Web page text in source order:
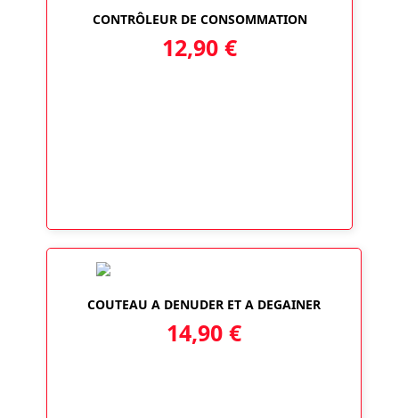
CONTRÔLEUR DE CONSOMMATION
12,90 €
COUTEAU A DENUDER ET A DEGAINER
14,90 €